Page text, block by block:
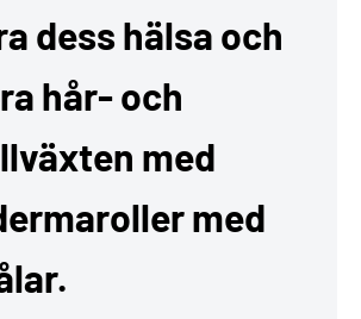
dess hälsa och
hår- och
med
med